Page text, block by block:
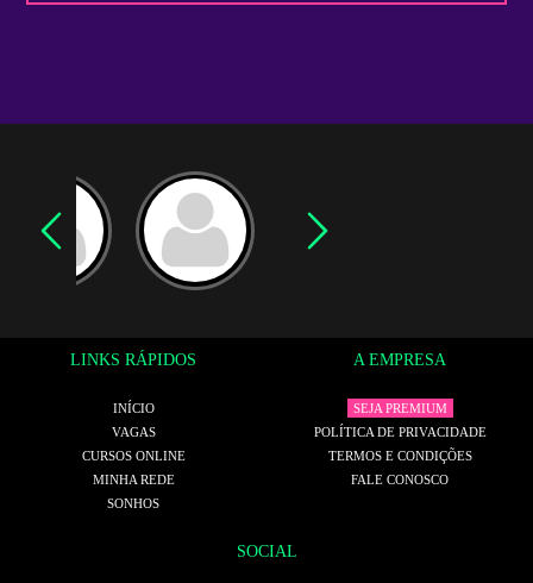
LINKS RÁPIDOS
INÍCIO
VAGAS
CURSOS ONLINE
MINHA REDE
SONHOS
A EMPRESA
SEJA PREMIUM
POLÍTICA DE PRIVACIDADE
TERMOS E CONDIÇÕES
FALE CONOSCO
SOCIAL